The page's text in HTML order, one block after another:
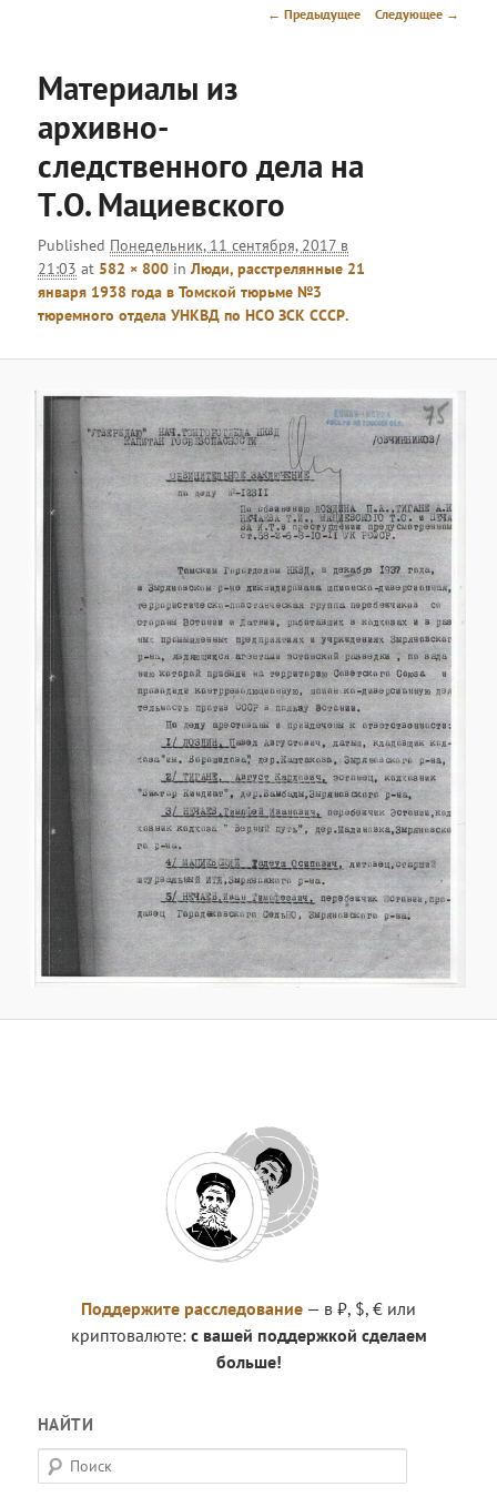
Навигация
← Предыдущее Следующее →
Материалы из
архивно-
следственного дела на
Т.О. Мациевского
Published Понедельник, 11 сентября, 2017 в
21:03 at 582 × 800 inЛюди, расстрелянные 21
января 1938 года в Томской тюрьме №3
тюремного отдела УНКВД по НСО ЗСК СCСР.
Поддержите расследование — в ₽, $, € или
криптовалюте: с вашей поддержкой сделаем
больше!
НАЙТИ
П
о